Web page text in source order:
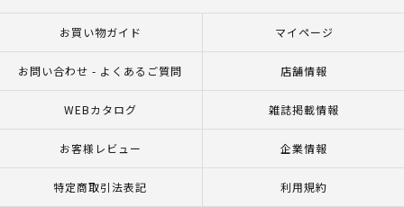
お買い物ガイド マイページ
お問い合わせ - よくあるご質問 店舗情報
WEBカタログ 雑誌掲載情報
お客様レビュー 企業情報
特定商取引法表記 利用規約